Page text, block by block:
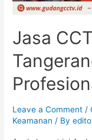
Jasa
Leave a Comment /
Keamanan / By